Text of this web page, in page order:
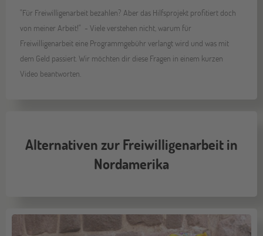
"Für Freiwilligenarbeit bezahlen? Aber das Hilfsprojekt profitiert doch
von meiner Arbeit!" - Viele verstehen nicht, warum für
Freiwilligenarbeit eine Programmgebühr verlangt wird und was mit
dem Geld passiert. Wir möchten dir diese Fragen in einem kurzen
Video beantworten.
Alternativen zur Freiwilligenarbeit in
Nordamerika